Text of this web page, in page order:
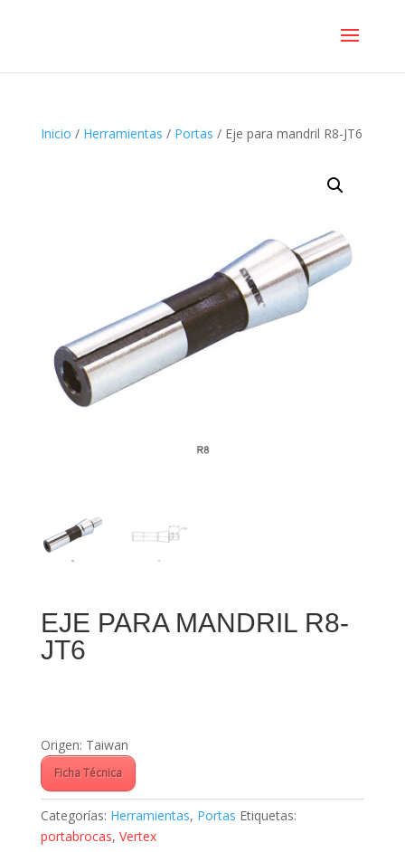
Inicio / Herramientas / Portas / Eje para mandril R8-JT6
EJE PARA MANDRIL R8-
JT6
Origen: Taiwan
Ficha Técnica
Categorías: Herramientas, Portas Etiquetas:
portabrocas, Vertex